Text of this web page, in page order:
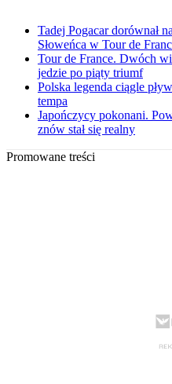
Tadej Pogacar dorównał
Słoweńca w Tour de
Tour de France. Dwóch
jedzie po piąty triumf
Polska legenda ciągle
tempa
Japończycy pokonani.
znów stał się realny
Promowane treści